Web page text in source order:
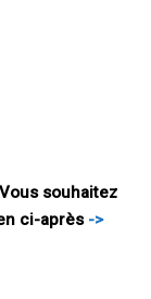
souhaitez
ci-après->